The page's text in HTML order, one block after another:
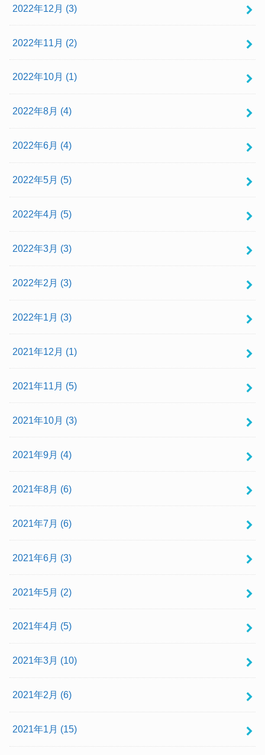
2022年12月 (3)
2022年11月 (2)
2022年10月 (1)
2022年8月 (4)
2022年6月 (4)
2022年5月 (5)
2022年4月 (5)
2022年3月 (3)
2022年2月 (3)
2022年1月 (3)
2021年12月 (1)
2021年11月 (5)
2021年10月 (3)
2021年9月 (4)
2021年8月 (6)
2021年7月 (6)
2021年6月 (3)
2021年5月 (2)
2021年4月 (5)
2021年3月 (10)
2021年2月 (6)
2021年1月 (15)